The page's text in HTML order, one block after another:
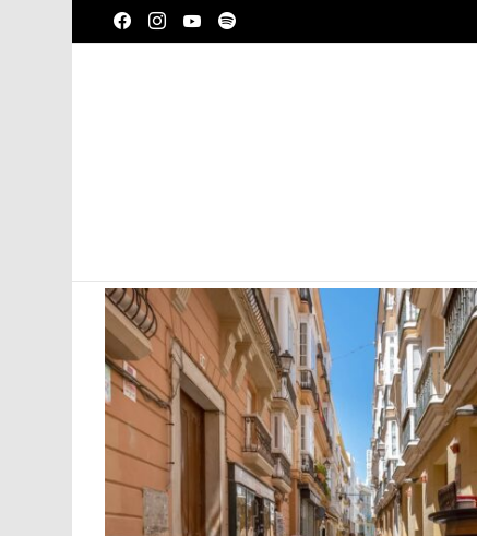
facebookinstagramyoutube
LATEST
STORIES